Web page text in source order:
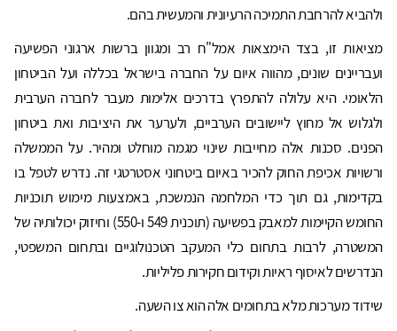
ולהביא להרחבת התמיכה הרעיונית והמעשית בהם.
מציאות זו, בצד הימצאות אמל"ח רב ומגוון ברשות ארגוני הפשיעה
ועבריינים שונים, מהווה איום על החברה בישראל בכללה ועל הביטחון
הלאומי. היא עלולה להתפרץ בדרכים אלימות מעבר לחברה הערבית
ולגלוש אל מחוץ ליישובים הערביים, ולערער את היציבות ואת ביטחון
הפנים. סכנות אלה מחייבות שינוי מגמה מוחלט ומהיר. על הממשלה
ורשויות אכיפת החוק להכיר באיום ביטחוני אסטרטגי זה. נדרש לטפל בו
בקדימות, גם תוך כדי המלחמה הנמשכת, באמצעות מימוש תוכניות
החומש הקיימות למאבק בפשיעה (תוכנית 549 ו-550) וחיזוק יכולותיה של
המשטרה, לרבות בתחום כלי המעקב הטכנולוגיים ובתחום המשפטי,
הנדרשים לאיסוף ראיות וקידום חקירות פליליות.
שידוד מערכות מלא בתחומים אלה הוא צו השעה.